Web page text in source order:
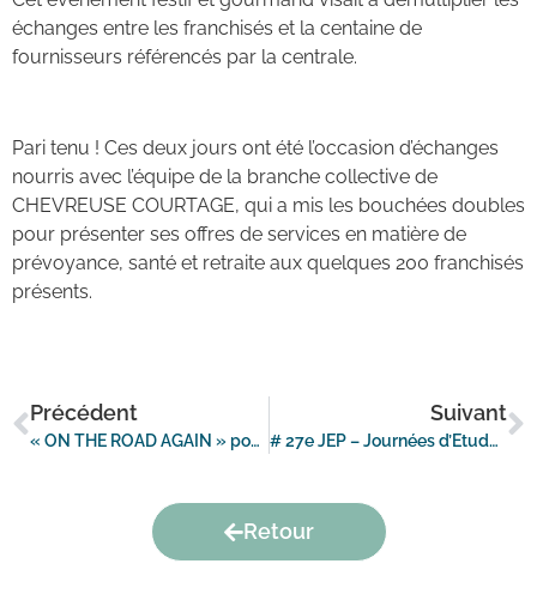
échanges entre les franchisés et la centaine de
fournisseurs référencés par la centrale.
Pari tenu ! Ces deux jours ont été l’occasion d’échanges
nourris avec l’équipe de la branche collective de
CHEVREUSE COURTAGE, qui a mis les bouchées doubles
pour présenter ses offres de services en matière de
prévoyance, santé et retraite aux quelques 200 franchisés
présents.
Précédent
« ON THE ROAD AGAIN » pour les Pyramides 2017 de la FPI
Suivant
# 27e JEP – Journées d’Etudes Professionnelles de la FPI
Retour